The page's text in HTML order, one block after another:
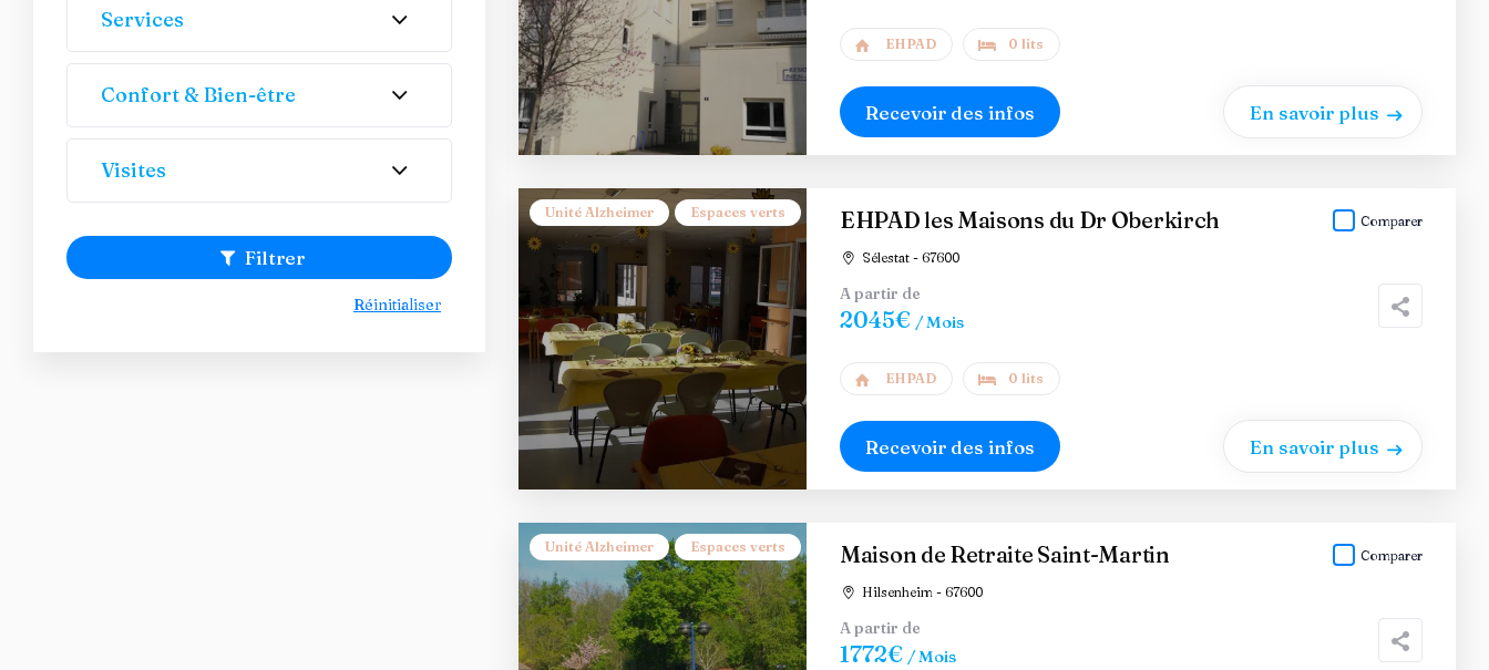
EHPAD 0 lits
Recevoir des infos En savoir plus
Unité Alzheimer Espaces verts EHPAD les Maisons du Dr Oberkirch
Sélestat - 67600
Comparer
A partir de
2045€ / Mois
EHPAD 0 lits
Recevoir des infos En savoir plus
Unité Alzheimer Espaces verts Maison de Retraite Saint-Martin
Hilsenheim - 67600
Comparer
A partir de
1772€ / Mois
Services
Confort & Bien-être
Visites
Filtrer
Réinitialiser